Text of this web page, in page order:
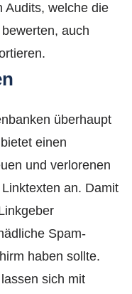
Audits, welche die
auch
überhaupt
einen
und verlorenen
an. Damit
Spam-
haben sollte.
sich mit